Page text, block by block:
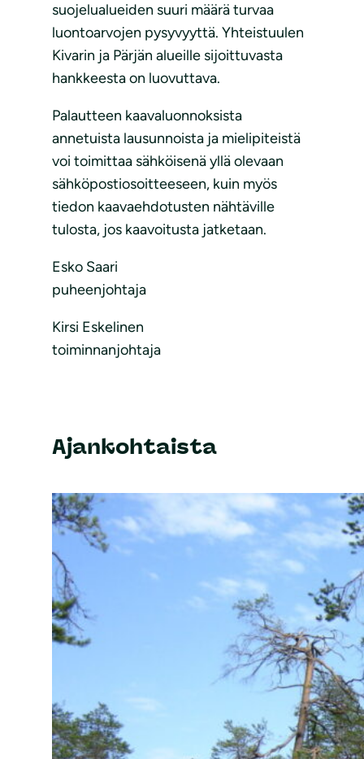
suojelualueiden suuri määrä turvaa
luontoarvojen pysyvyyttä. Yhteistuulen
Kivarin ja Pärjän alueille sijoittuvasta
hankkeesta on luovuttava.
Palautteen kaavaluonnoksista
annetuista lausunnoista ja mielipiteistä
voi toimittaa sähköisenä yllä olevaan
sähköpostiosoitteeseen, kuin myös
tiedon kaavaehdotusten nähtäville
tulosta, jos kaavoitusta jatketaan.
Esko Saari
puheenjohtaja
Kirsi Eskelinen
toiminnanjohtaja
Ajankohtaista